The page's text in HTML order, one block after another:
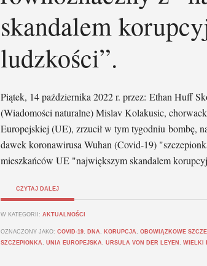
skandalem
ludzkości”.
Piątek, 14 października 2022 r. przez: Ethan Huff
(Wiadomości naturalne) Mislav Kolakusic,
Europejskiej (UE), zrzucił w tym tygodniu bombę,
dawek koronawirusa Wuhan (Covid-19)
mieszkańców UE "największym skandalem
CZYTAJ DALEJ
W KATEGORII: AKTUALNOŚCI
OZNACZONY JAKO: COVID-19, DNA , KORUPCJA , OBOWIĄZKOWE
SZCZEPIONKA , UNIA EUROPEJSKA , URSULA VON DER LEYEN , WIELKI